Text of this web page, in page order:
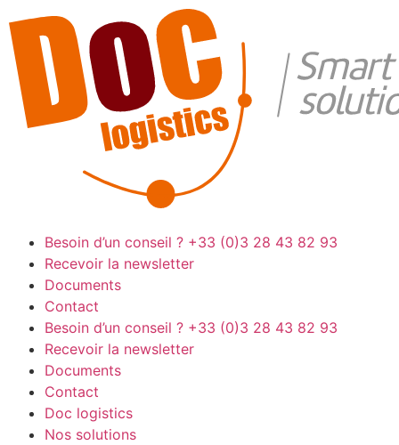
Besoin d’un conseil ? +33 (0)3 28 43 82 93
Recevoir la newsletter
Documents
Contact
Besoin d’un conseil ? +33 (0)3 28 43 82 93
Recevoir la newsletter
Documents
Contact
Doc logistics
Nos solutions